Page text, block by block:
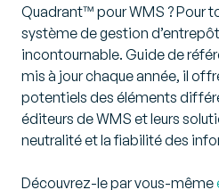
Quadrant™ pour WMS ? Pour
système de gestion
incontournable. Guide de
mis à jour chaque année, il
potentiels des éléments
éditeurs de WMS et leurs
neutralité et la fiabilité des
Découvrez-le par vous-même